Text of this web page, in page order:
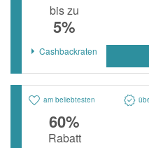
GALERIA
CHECK24
LiveFresh
tink
bis zu
5%
Cashbackraten
am beliebtesten
60%
Rabatt